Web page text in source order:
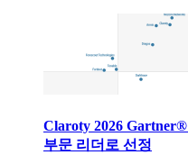
Claroty 2026
부문 리더로 선정